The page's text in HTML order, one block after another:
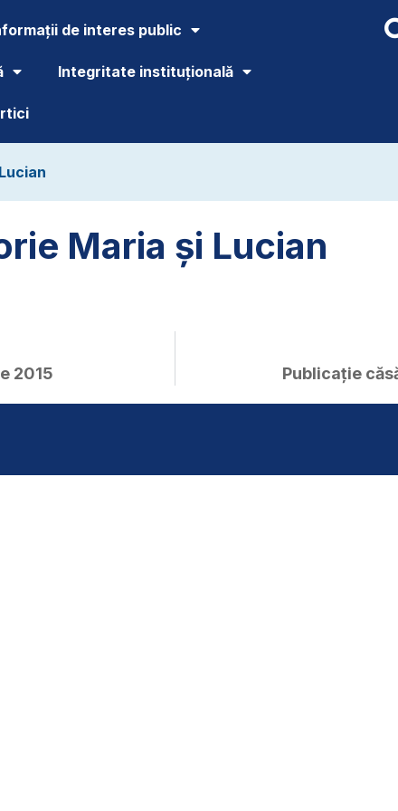
de interes public
Integritate instituțională
Maria și Lucian
2015 Publicație